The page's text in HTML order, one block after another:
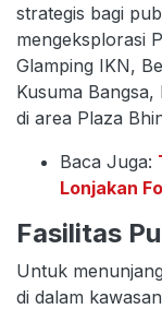
strategis bagi
mengeksplorasi
Glamping IKN,
Kusuma
di area Plaza
Baca Juga:
Lonjakan
Fasilitas
Untuk
di dalam